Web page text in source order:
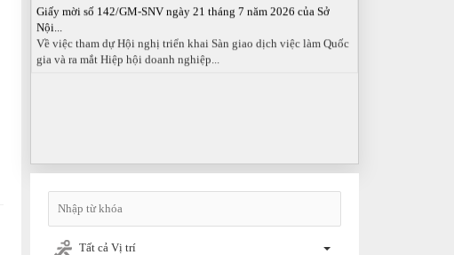
Nội...
Về việc tham dự Hội nghị triển khai Sàn giao dịch việc làm Quốc
gia và ra mắt Hiệp hội doanh nghiệp...
Tất cả Vị trí